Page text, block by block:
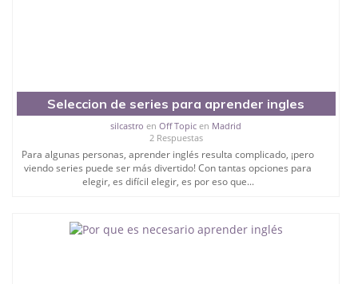
Seleccion de series para aprender ingles
silcastro enOff Topic en Madrid
2 Respuestas
Para algunas personas, aprender inglés resulta complicado, ¡pero
viendo series puede ser más divertido! Con tantas opciones para
elegir, es difícil elegir, es por eso que...